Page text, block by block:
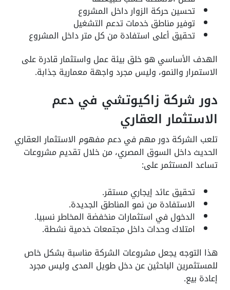
تحسين حركة الزوار داخل المشروع
توفير مناطق خدمات تدعم التشغيل
تحقيق أعلى استفادة من كل متر داخل المشروع
الهدف الأساسي هو خلق بيئة عمل واستثمار قادرة على
الاستمرار والنمو، وليس مجرد واجهة معمارية جذابة.
دور شركة زاكيوتشي في دعم
الاستثمار العقاري
تلعب الشركة دور مهم في دعم مفهوم الاستثمار العقاري
الحديث داخل السوق المصري، من خلال تقديم مشروعات
تساعد المستثمر على:
تحقيق عائد إيجاري مستقر.
الاستفادة من نمو المناطق الجديدة.
الدخول في استثمارات منخفضة المخاطر نسبيا.
امتلاك وحدات داخل مجتمعات خدمية نشطة.
هذا التوجه يجعل مشروعات الشركة مناسبة بشكل خاص
للمستثمرين الباحثين عن دخل طويل المدى وليس مجرد
إعادة بيع.